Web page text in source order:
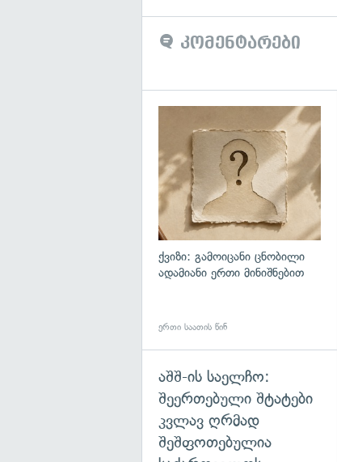
კომენტარები
ქვიზი: გამოიცანი ცნობილი
ადამიანი ერთი მინიშნებით
ერთი საათის წინ
აშშ-ის საელჩო:
შეერთებული შტატები
კვლავ ღრმად
შეშფოთებულია